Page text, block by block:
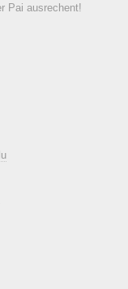
Pai ausrechent!